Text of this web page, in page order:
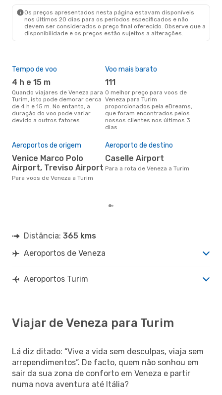
Os preços apresentados nesta página estavam disponíveis
nos últimos 20 dias para os períodos especificados e não
devem ser considerados o preço final oferecido. Observe que a
disponibilidade e os preços estão sujeitos a alterações.
Tempo de voo
4 h e 15 m
Quando viajares de Veneza para
Turim, isto pode demorar cerca
de 4 h e 15 m. No entanto, a
duração do voo pode variar
devido a outros fatores
Voo mais barato
111
O melhor preço para voos de
Veneza para Turim
proporcionados pela eDreams,
que foram encontrados pelos
nossos clientes nos últimos 3
dias
Aeroportos de origem
Venice Marco Polo
Airport, Treviso Airport
Para voos de Veneza a Turim
Aeroporto de destino
Caselle Airport
Para a rota de Veneza a Turim
Distância: 365 kms
Aeroportos de Veneza
Aeroportos Turim
Viajar de Veneza para Turim
Lá diz ditado: “Vive a vida sem desculpas, viaja sem
arrependimentos”. De facto, quem não sonhou em
sair da sua zona de conforto em Veneza e partir
numa nova aventura até Itália?